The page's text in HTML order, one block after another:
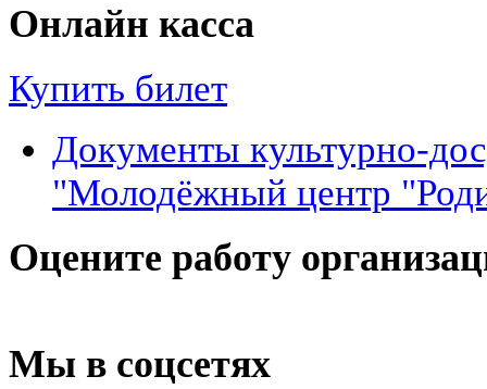
Онлайн касса
Купить билет
Документы культурно-
"Молодёжный центр
Оцените работу
Мы в соцсетях